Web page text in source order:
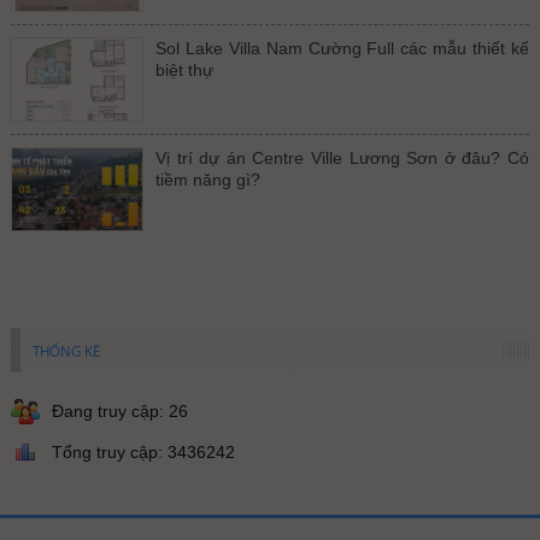
Sol Lake Villa Nam Cường Full các mẫu thiết kế
biệt thự
Vị trí dự án Centre Ville Lương Sơn ở đâu? Có
tiềm năng gì?
THỐNG KÊ
Đang truy cập: 26
Tổng truy cập: 3436242